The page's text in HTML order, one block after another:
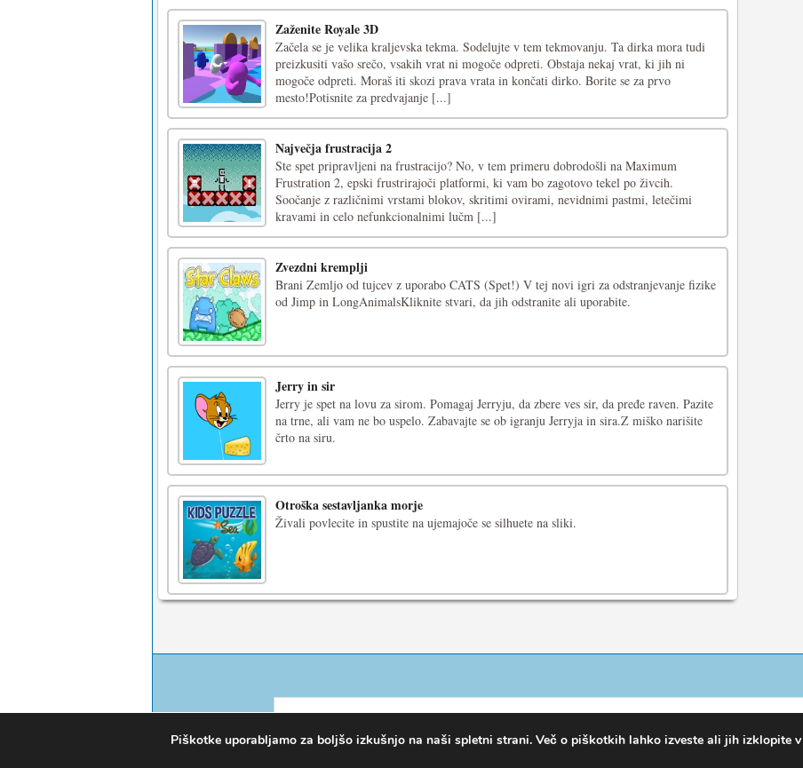
Zaženite Royale 3D
Začela se je velika kraljevska tekma. Sodelujte v tem tekmovanju. Ta dirka mora tudi
preizkusiti vašo srečo, vsakih vrat ni mogoče odpreti. Obstaja nekaj vrat, ki jih ni
mogoče odpreti. Moraš iti skozi prava vrata in končati dirko. Borite se za prvo
mesto!Potisnite za predvajanje [...]
Največja frustracija 2
Ste spet pripravljeni na frustracijo? No, v tem primeru dobrodošli na Maximum
Frustration 2, epski frustrirajoči platformi, ki vam bo zagotovo tekel po živcih.
Soočanje z različnimi vrstami blokov, skritimi ovirami, nevidnimi pastmi, letečimi
kravami in celo nefunkcionalnimi lučm [...]
Zvezdni kremplji
Brani Zemljo od tujcev z uporabo CATS (Spet!) V tej novi igri za odstranjevanje fizike
od Jimp in LongAnimalsKliknite stvari, da jih odstranite ali uporabite.
Jerry in sir
Jerry je spet na lovu za sirom. Pomagaj Jerryju, da zbere ves sir, da pređe raven. Pazite
na trne, ali vam ne bo uspelo. Zabavajte se ob igranju Jerryja in sira.Z miško narišite
črto na siru.
Otroška sestavljanka morje
Živali povlecite in spustite na ujemajoče se silhuete na sliki.
Piškotke uporabljamo za boljšo izkušnjo na naši spletni strani. Več o piškotkih lahko izveste ali jih izklopite v